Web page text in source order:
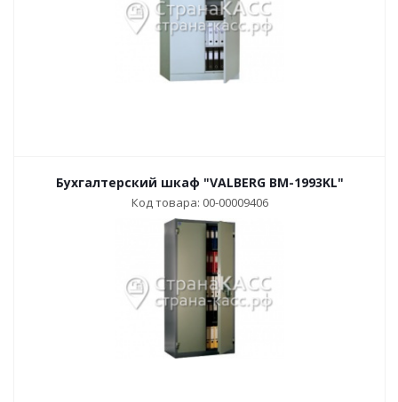
Бухгалтерский шкаф "VALBERG BM-1993KL"
Код товара: 00-00009406